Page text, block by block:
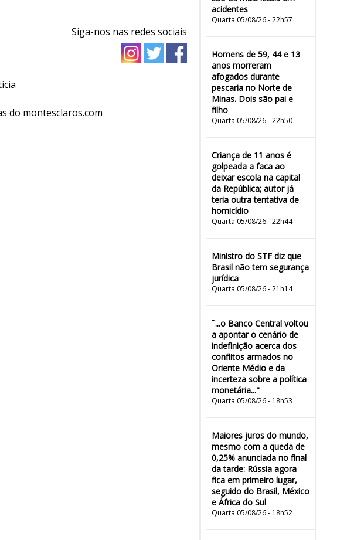
acidentes
Quarta 05/08/26 - 22h57
Homens de 59, 44 e 13
anos morreram
afogados durante
pescaria no Norte de
Minas. Dois são pai e
filho
Quarta 05/08/26 - 22h50
Criança de 11 anos é
golpeada a faca ao
deixar escola na capital
da República; autor já
teria outra tentativa de
homicídio
Quarta 05/08/26 - 22h44
Ministro do STF diz que
Brasil não tem segurança
jurídica
Quarta 05/08/26 - 21h14
˜...o Banco Central voltou
a apontar o cenário de
indefinição acerca dos
conflitos armados no
Oriente Médio e da
incerteza sobre a política
monetária..."
Quarta 05/08/26 - 18h53
Maiores juros do mundo,
mesmo com a queda de
0,25% anunciada no final
da tarde: Rússia agora
fica em primeiro lugar,
seguido do Brasil, México
e África do Sul
Quarta 05/08/26 - 18h52
Siga-nos nas redes sociais
do montesclaros.com